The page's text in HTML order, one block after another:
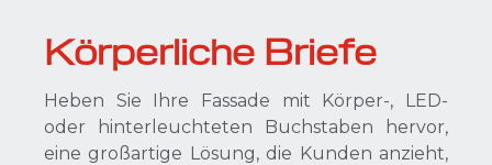
Körperliche Briefe
Heben Sie Ihre Fassade mit Körper-, LED-
oder hinterleuchteten Buchstaben hervor,
eine großartige Lösung, die Kunden anzieht,